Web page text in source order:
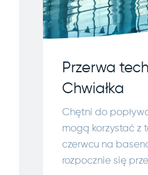
Przerwa
Chwiałka
Chętni do
mogą korzystać z
czerwcu na
rozpocznie się